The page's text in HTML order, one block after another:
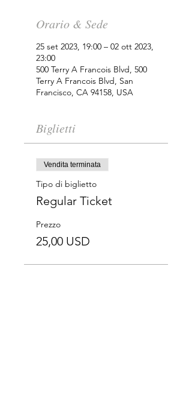
Orario & Sede
25 set 2023, 19:00 – 02 ott 2023,
23:00
500 Terry A Francois Blvd, 500
Terry A Francois Blvd, San
Francisco, CA 94158, USA
Biglietti
Vendita terminata
Tipo di biglietto
Regular Ticket
Prezzo
25,00 USD